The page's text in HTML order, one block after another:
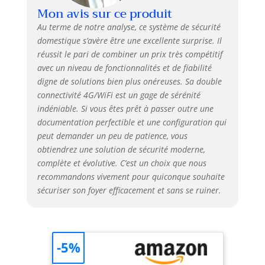
Le système
d'alarme
domestique
TUGARD prend en
charge le Wi-Fi 2,4
GHz pour une
connexion rapide
et facile (ne prend
pas en charge le
Wi-Fi 5G). Dans les
zones sans
couverture Wi-Fi,
vous pouvez
insérer une carte
SIM 4G et l'appareil
répondant
facilement à une
variété de besoins
Mon avis sur ce produit
Au terme de notre analyse, ce système de sécurité
domestique s’avère être une excellente surprise. Il
réussit le pari de combiner un prix très compétitif
avec un niveau de fonctionnalités et de fiabilité
digne de solutions bien plus onéreuses. Sa double
connectivité 4G/WiFi est un gage de sérénité
indéniable. Si vous êtes prêt à passer outre une
documentation perfectible et une configuration qui
peut demander un peu de patience, vous
obtiendrez une solution de sécurité moderne,
complète et évolutive. C’est un choix que nous
recommandons vivement pour quiconque souhaite
sécuriser son foyer efficacement et sans se ruiner.
-5%